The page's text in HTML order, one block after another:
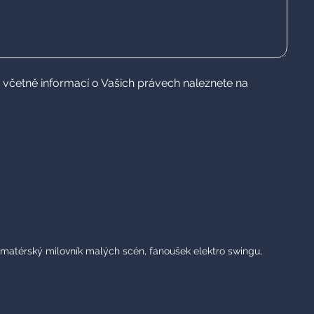
informací o Vašich právech naleznete na
milovník malých scén, fanoušek elektro swingu,